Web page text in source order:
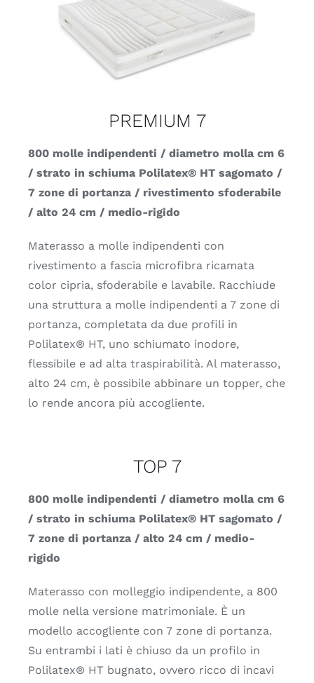
PREMIUM 7
800 molle indipendenti / diametro molla cm 6
/ strato in schiuma Polilatex® HT sagomato /
7 zone di portanza / rivestimento sfoderabile
/ alto 24 cm / medio-rigido
Materasso a molle indipendenti con
rivestimento a fascia microfibra ricamata
color cipria, sfoderabile e lavabile. Racchiude
una struttura a molle indipendenti a 7 zone di
portanza, completata da due profili in
Polilatex® HT, uno schiumato inodore,
flessibile e ad alta traspirabilità. Al materasso,
alto 24 cm, è possibile abbinare un topper, che
lo rende ancora più accogliente.
TOP 7
800 molle indipendenti / diametro molla cm 6
/ strato in schiuma Polilatex® HT sagomato /
7 zone di portanza / alto 24 cm / medio-
rigido
Materasso con molleggio indipendente, a 800
molle nella versione matrimoniale. È un
modello accogliente con 7 zone di portanza.
Su entrambi i lati è chiuso da un profilo in
Polilatex® HT bugnato, ovvero ricco di incavi